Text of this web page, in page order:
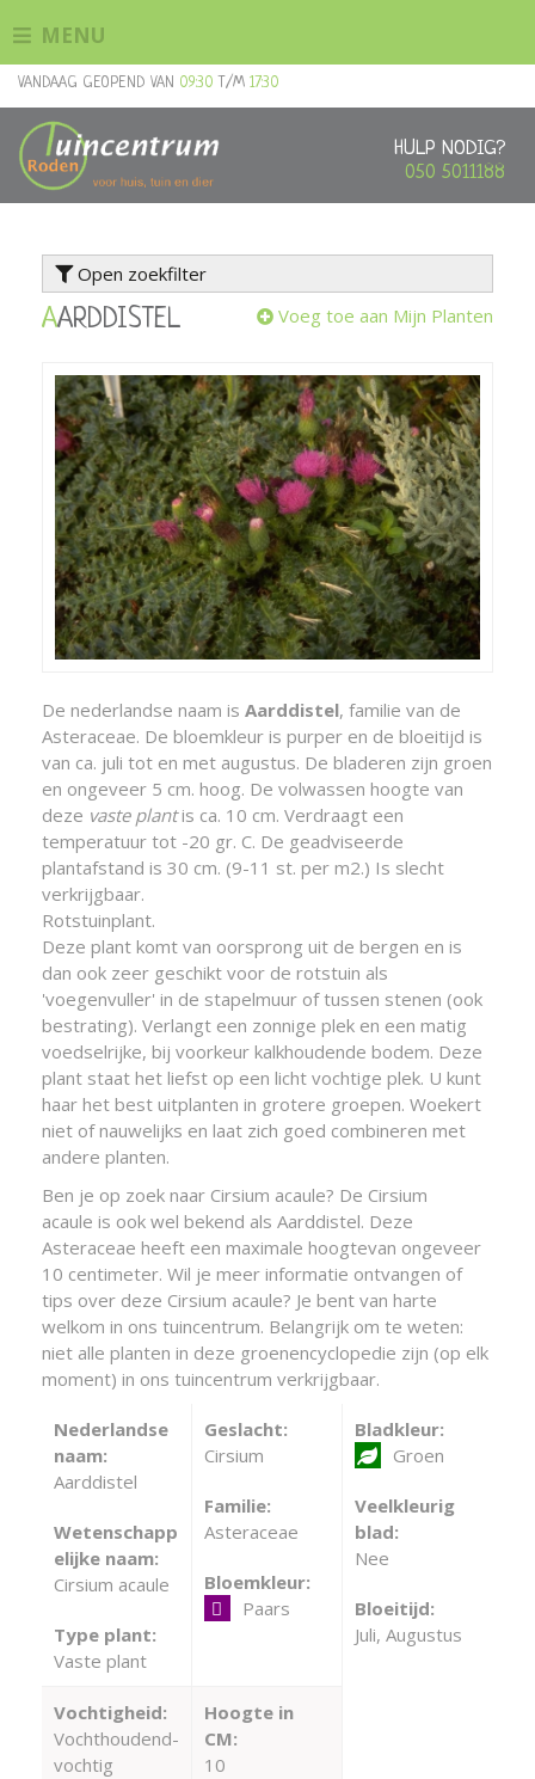
n
HULP NODIG?
050 5011188
VANDAAG GEOPEND VAN 09:30 T/M 17:30
MENU
Open zoekfilter
AARDDISTEL Voeg toe aan Mijn Planten
De nederlandse naam is Aarddistel, familie van de
Asteraceae. De bloemkleur is purper en de bloeitijd is
van ca. juli tot en met augustus. De bladeren zijn groen
en ongeveer 5 cm. hoog. De volwassen hoogte van
deze vaste plantis ca. 10 cm. Verdraagt een
temperatuur tot -20 gr. C. De geadviseerde
plantafstand is 30 cm. (9-11 st. per m2.) Is slecht
verkrijgbaar.
Rotstuinplant.
Deze plant komt van oorsprong uit de bergen en is
dan ook zeer geschikt voor de rotstuin als
'voegenvuller' in de stapelmuur of tussen stenen (ook
bestrating). Verlangt een zonnige plek en een matig
voedselrijke, bij voorkeur kalkhoudende bodem. Deze
plant staat het liefst op een licht vochtige plek. U kunt
haar het best uitplanten in grotere groepen. Woekert
niet of nauwelijks en laat zich goed combineren met
andere planten.
Ben je op zoek naar Cirsium acaule? De Cirsium
acaule is ook wel bekend als Aarddistel. Deze
Asteraceae heeft een maximale hoogtevan ongeveer
10 centimeter. Wil je meer informatie ontvangen of
tips over deze Cirsium acaule? Je bent van harte
welkom in ons tuincentrum. Belangrijk om te weten:
niet alle planten in deze groenencyclopedie zijn (op elk
moment) in ons tuincentrum verkrijgbaar.
Nederlandse
naam:
Aarddistel
Wetenschapp
elijke naam:
Cirsium acaule
Type plant:
Vaste plant
Geslacht:
Cirsium
Familie:
Asteraceae
Bloemkleur:
Paars
Bladkleur:
Groen
Veelkleurig
blad:
Nee
Bloeitijd:
Juli, Augustus
Vochtigheid:
Vochthoudend-
vochtig
Hoogte in
CM:
10